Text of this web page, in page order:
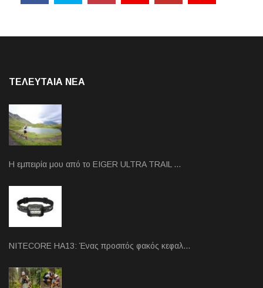
ΤΕΛΕΥΤΑΙΑ NEA
Η εμπειρία μου από το EIGER ULTRA TRAIL …
NITECORE HA13: Ένας προσιτός φακός κεφαλ…